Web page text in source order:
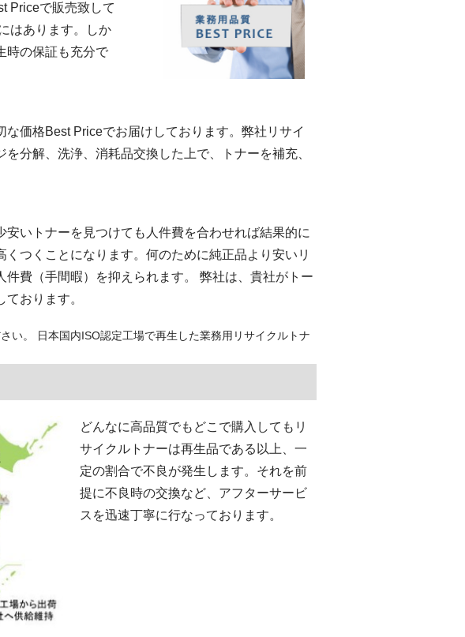
Priceで販売致して
はあります。しか
時の保証も充分で
価格Best Priceでお届けしております。弊社リサイ
分解、洗浄、消耗品交換した上で、トナーを補充、
いトナーを見つけても人件費を合わせれば結果的に
つくことになります。何のために純正品より安いリ
費（手間暇）を抑えられます。 弊社は、貴社がトー
おります。
い。 日本国内ISO認定工場で再生した業務用リサイクルトナ
どんなに高品質でもどこで購入してもリ
サイクルトナーは再生品である以上、一
定の割合で不良が発生します。それを前
提に不良時の交換など、アフターサービ
スを迅速丁寧に行なっております。